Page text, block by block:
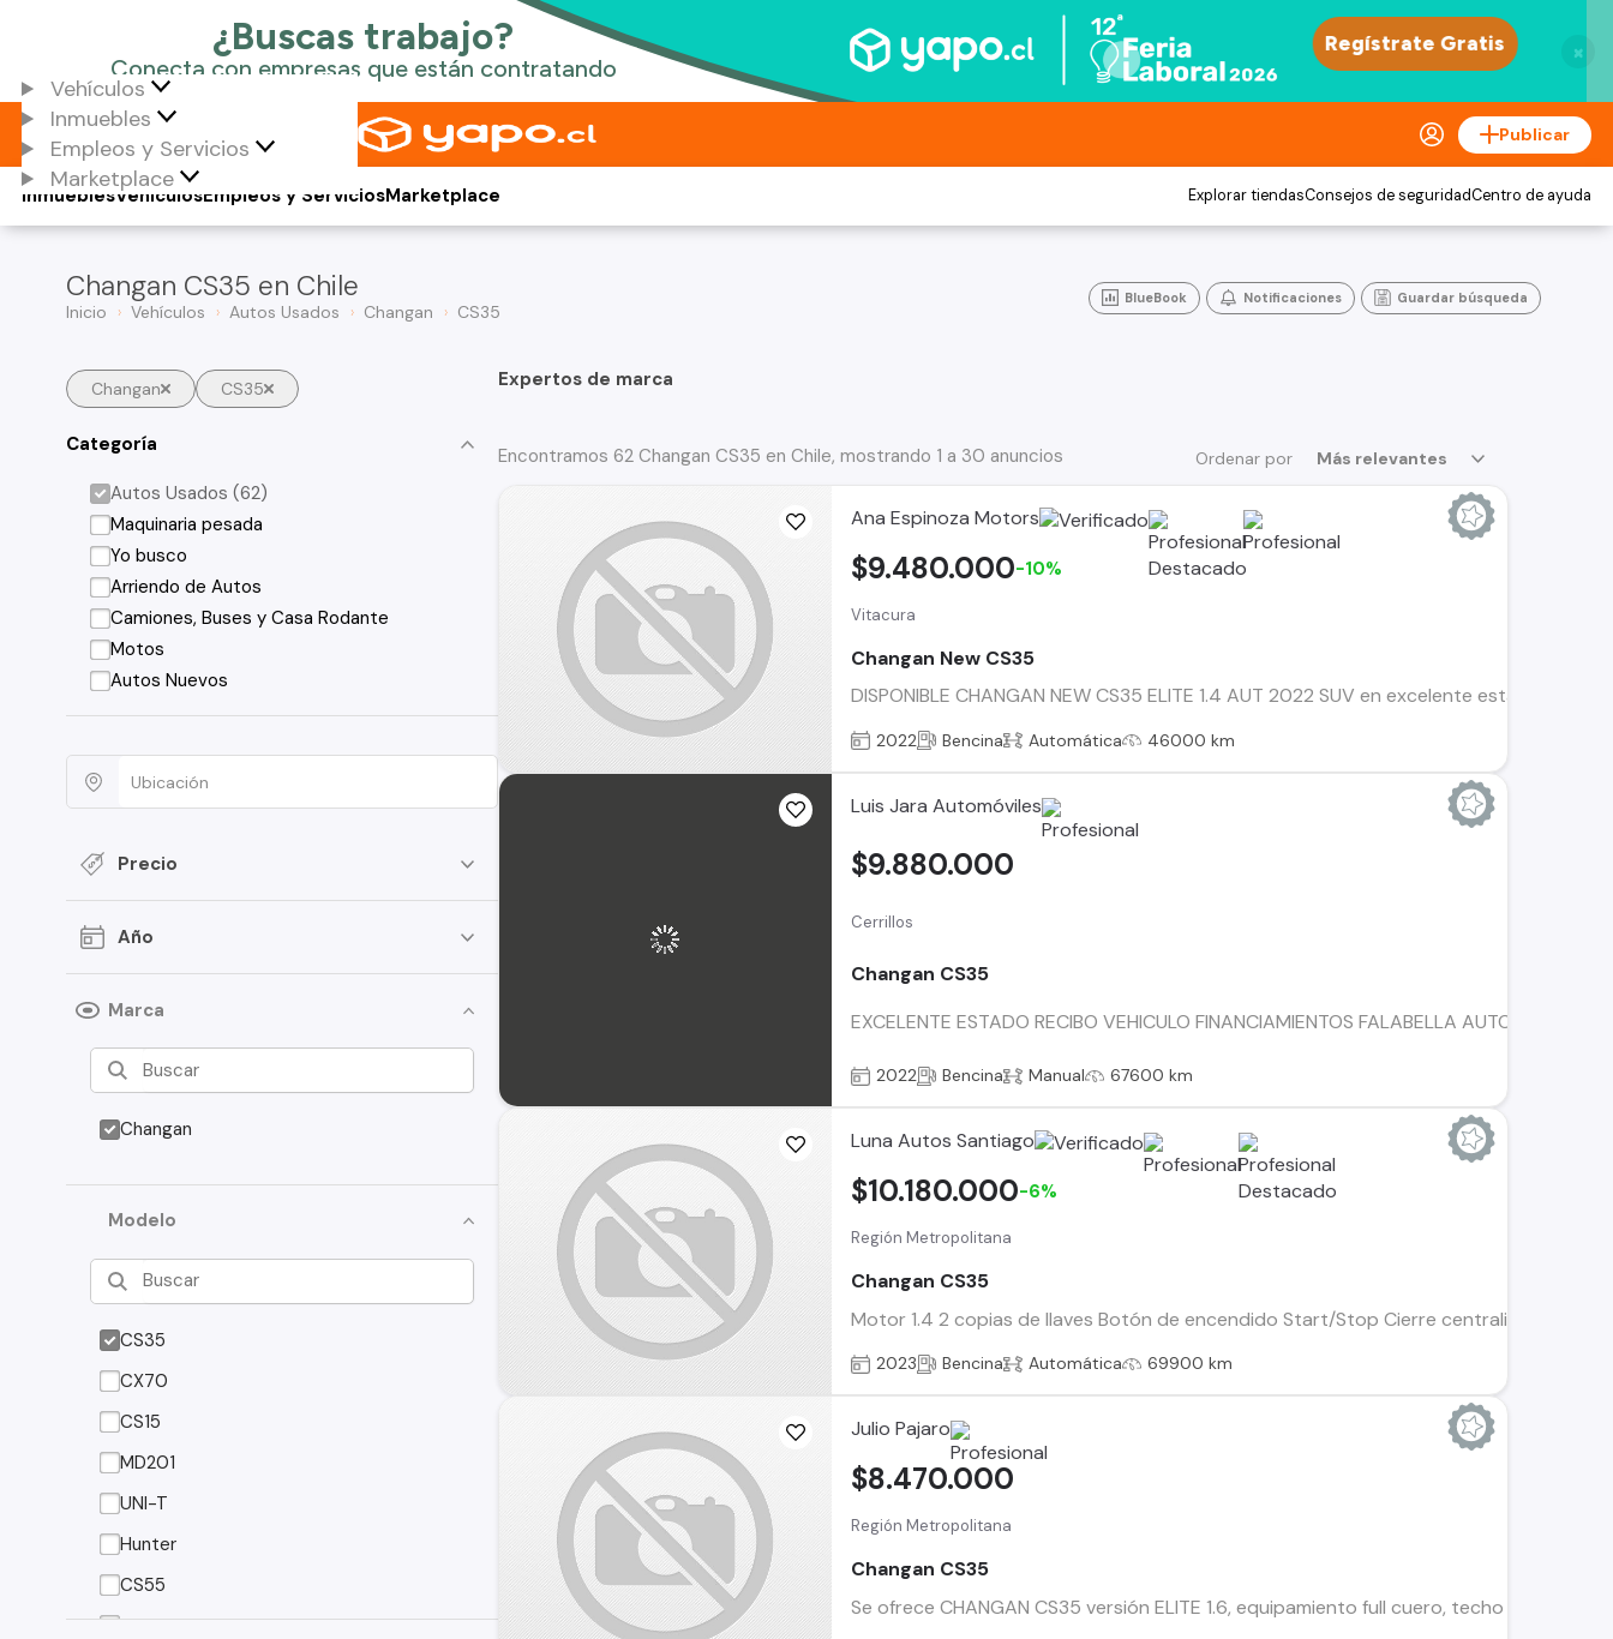
×
Vehículos
Inmuebles
Empleos y Servicios
Marketplace
Publicar
Vehículos
Inmuebles Empleos y ServiciosMarketplace Explorar tiendasConsejos de seguridadCentro de ayuda
Changan CS35 en Chile
Inicio Vehículos Autos Usados Changan CS35
BlueBook Notificaciones Guardar búsqueda
Changan CS35
Categoría
Autos Usados (62)
Maquinaria pesada
Yo busco
Arriendo de Autos
Camiones, Buses y Casa Rodante
Motos
Autos Nuevos
Precio
Año
Marca
Changan
Modelo
CS35
CX70
CS15
MD201
UNI-T
Hunter
CS55
Alsvin
Expertos de marca
Ordenar por Más relevantes
Encontramos 62 Changan CS35 en Chile, mostrando 1 a 30 anuncios
Ana Espinoza Motors
Vitacura
Changan New CS35
DISPONIBLE CHANGAN NEW CS35 ELITE 1.4 AUT 2022 SUV en excelente estado,
$9.480.000-10%
2022 Bencina Automática 46000 km
Luis Jara Automóviles
Cerrillos
Changan CS35
EXCELENTE ESTADO RECIBO VEHICULO FINANCIAMIENTOS FALABELLA AUTOFIN
$9.880.000
2022 Bencina Manual 67600 km
Luna Autos Santiago
Región Metropolitana
Changan CS35
Motor 1.4 2 copias de llaves Botón de encendido Start/Stop Cierre centralizado Aire
$10.180.000-6%
2023 Bencina Automática 69900 km
Julio Pajaro
Región Metropolitana
Changan CS35
Se ofrece CHANGAN CS35 versión ELITE 1.6, equipamiento full cuero, techo y
$8.470.000